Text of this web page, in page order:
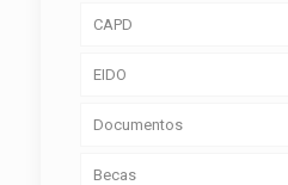
CAPD
EIDO
Documentos
Becas